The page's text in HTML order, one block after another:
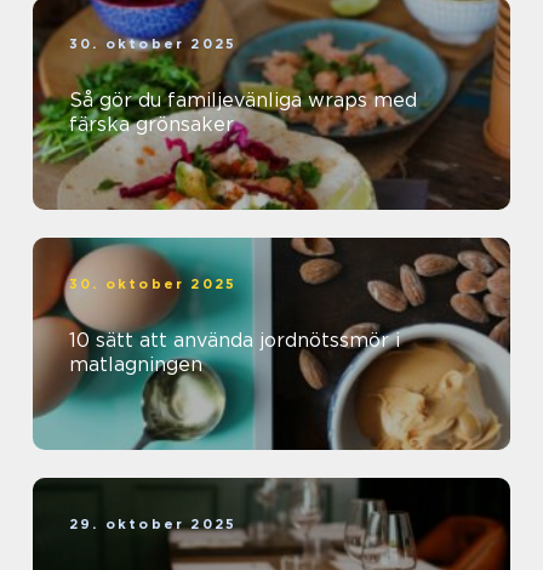
30. oktober 2025
Så gör du familjevänliga wraps med
färska grönsaker
30. oktober 2025
10 sätt att använda jordnötssmör i
matlagningen
29. oktober 2025